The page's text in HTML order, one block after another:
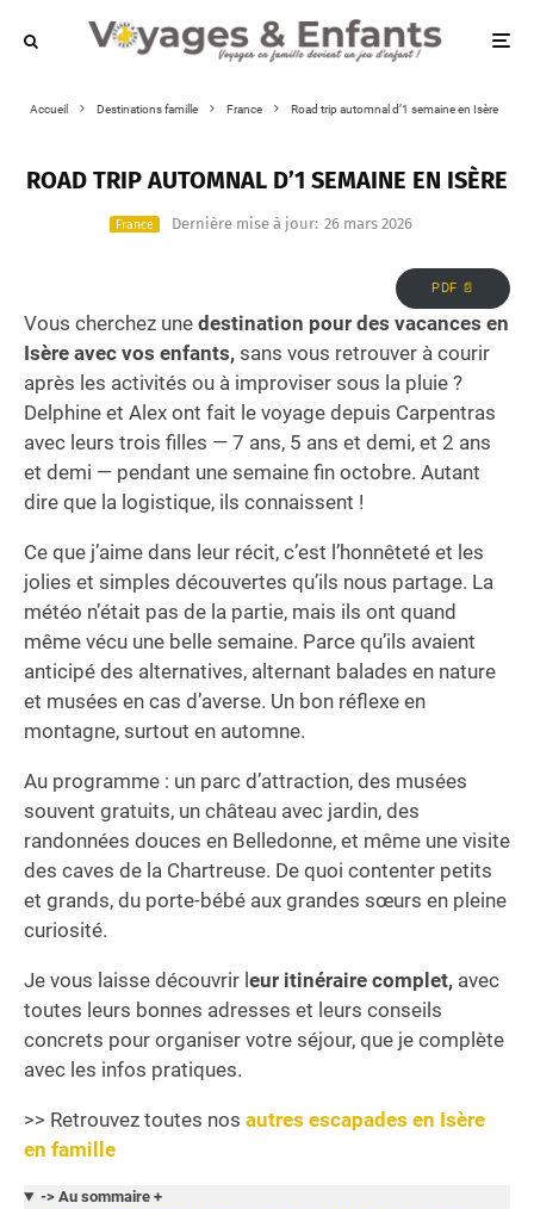
Accueil Destinations famille France Road trip automnal d’1 semaine en Isère
ROAD TRIP AUTOMNAL D’1 SEMAINE EN ISÈRE
France Dernière mise à jour: 26 mars 2026
PDF 📄
Vous cherchez une destination pour des vacances en
Isère avec vos enfants, sans vous retrouver à courir
après les activités ou à improviser sous la pluie ?
Delphine et Alex ont fait le voyage depuis Carpentras
avec leurs trois filles — 7 ans, 5 ans et demi, et 2 ans
et demi — pendant une semaine fin octobre. Autant
dire que la logistique, ils connaissent !
Ce que j’aime dans leur récit, c’est l’honnêteté et les
jolies et simples découvertes qu’ils nous partage. La
météo n’était pas de la partie, mais ils ont quand
même vécu une belle semaine. Parce qu’ils avaient
anticipé des alternatives, alternant balades en nature
et musées en cas d’averse. Un bon réflexe en
montagne, surtout en automne.
Au programme : un parc d’attraction, des musées
souvent gratuits, un château avec jardin, des
randonnées douces en Belledonne, et même une visite
des caves de la Chartreuse. De quoi contenter petits
et grands, du porte-bébé aux grandes sœurs en pleine
curiosité.
Je vous laisse découvrir l eur itinéraire complet, avec
toutes leurs bonnes adresses et leurs conseils
concrets pour organiser votre séjour, que je complète
avec les infos pratiques.
>> Retrouvez toutes nos autres escapades en Isère
en famille
-> Au sommaire +